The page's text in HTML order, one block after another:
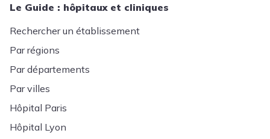
Le Guide : hôpitaux et cliniques
Rechercher un établissement
Par régions
Par départements
Par villes
Hôpital Paris
Hôpital Lyon